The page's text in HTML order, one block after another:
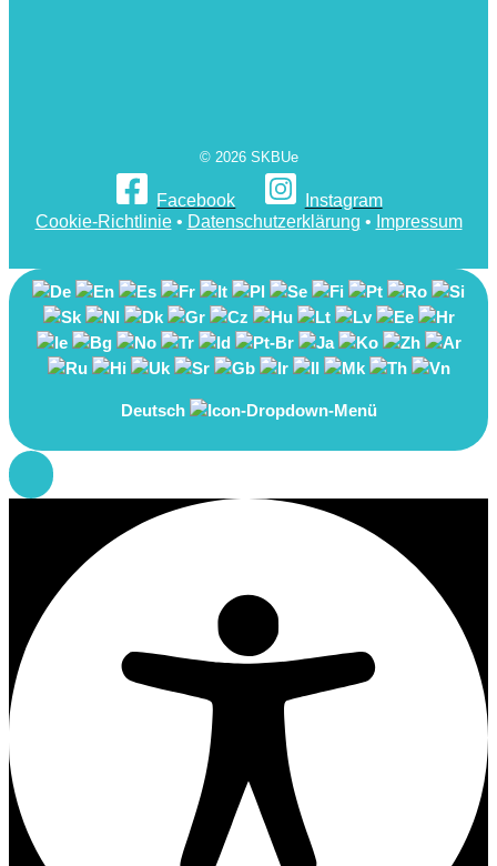
© 2026 SKBUe
Facebook
Instagram
Cookie-Richtlinie• Datenschutzerklärung • Impressum
Deutsch